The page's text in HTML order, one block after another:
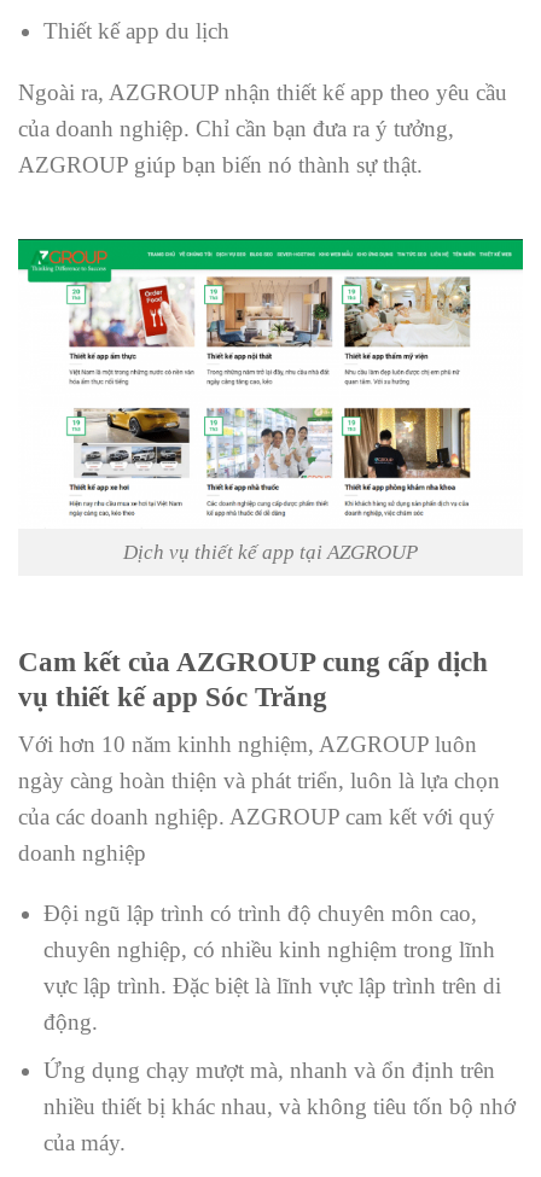
Thiết kế app du lịch
Ngoài ra, AZGROUP nhận thiết kế app theo yêu cầu
của doanh nghiệp. Chỉ cần bạn đưa ra ý tưởng,
AZGROUP giúp bạn biến nó thành sự thật.
Dịch vụ thiết kế app tại AZGROUP
Cam kết của AZGROUP cung cấp dịch
vụ thiết kế app Sóc Trăng
Với hơn 10 năm kinhh nghiệm, AZGROUP luôn
ngày càng hoàn thiện và phát triển, luôn là lựa chọn
của các doanh nghiệp. AZGROUP cam kết với quý
doanh nghiệp
Đội ngũ lập trình có trình độ chuyên môn cao,
chuyên nghiệp, có nhiều kinh nghiệm trong lĩnh
vực lập trình. Đặc biệt là lĩnh vực lập trình trên di
động.
Ứng dụng chạy mượt mà, nhanh và ổn định trên
nhiều thiết bị khác nhau, và không tiêu tốn bộ nhớ
của máy.